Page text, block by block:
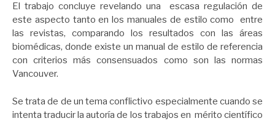
El trabajo concluye revelando una escasa regulación de
este aspecto tanto en los manuales de estilo como entre
las revistas, comparando los resultados con las áreas
biomédicas, donde existe un manual de estilo de referencia
con criterios más consensuados como son las normas
Vancouver.
Se trata de de un tema conflictivo especialmente cuando se
intenta traducir la autoría de los trabajos en mérito científico